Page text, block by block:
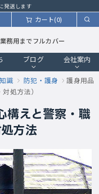
発送します
カート(0)
務用までフルカバー
ブログ 会社案内
識 防犯・護身
護身用品
処方法）
構えと警察・職
方法